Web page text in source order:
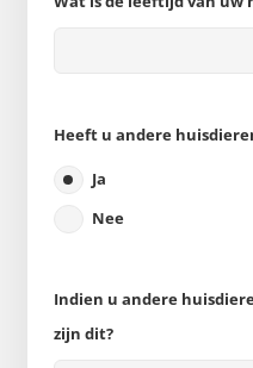
Heeft u andere
Ja
Nee
Indien u andere
zijn dit?